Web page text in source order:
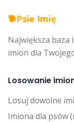
🐕Psie Imię
Największa baza
imion dla
Losowanie
Losuj dowolne
Imiona dla psów